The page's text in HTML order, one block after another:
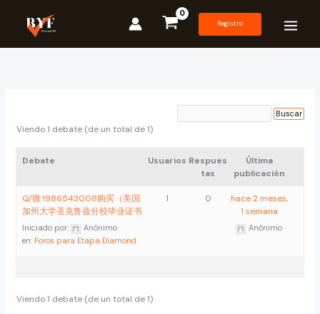
contenido
Registro
Viendo 1 debate (de un total de 1)
Debate Usuarios Respues
tas
Última
publicación
Q/微:1986543008购买（美国
加州大学圣克鲁兹分校毕业证书
Iniciado por:
Anónimo
en: Foros para Etapa Diamond
1 0
hace 2 meses,
1 semana
Anónimo
Viendo 1 debate (de un total de 1)